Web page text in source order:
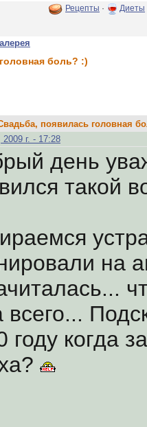
Рецепты · Диеты
боль? :)
появилась головная
2009 г. - 17:28
день
такой
на
всего...
году когда